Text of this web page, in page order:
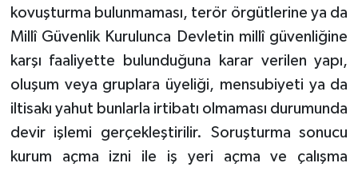
kovuşturma bulunmaması, terör örgütlerine ya da
Millî Güvenlik Kurulunca Devletin millî güvenliğine
karşı faaliyette bulunduğuna karar verilen yapı,
oluşum veya gruplara üyeliği, mensubiyeti ya da
iltisakı yahut bunlarla irtibatı olmaması durumunda
devir işlemi gerçekleştirilir. Soruşturma sonucu
kurum açma izni ile iş yeri açma ve çalışma